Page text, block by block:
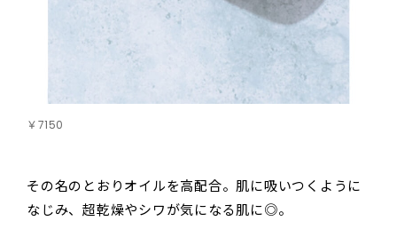
￥7150
その名のとおりオイルを高配合。肌に吸いつくように
なじみ、超乾燥やシワが気になる肌に◎。